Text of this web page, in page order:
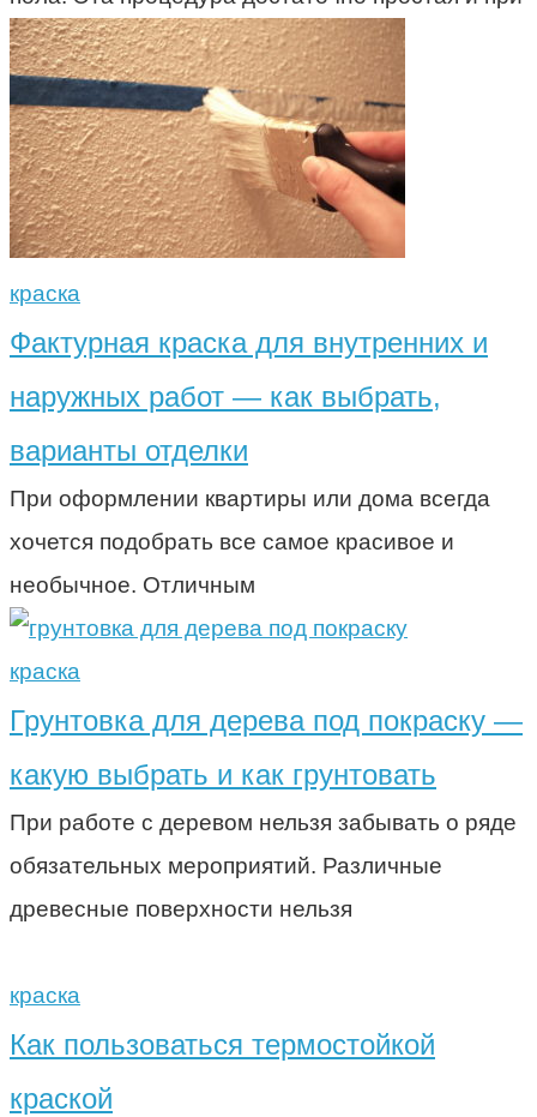
краска
Фактурная краска для внутренних и
наружных работ — как выбрать,
варианты отделки
При оформлении квартиры или дома всегда
хочется подобрать все самое красивое и
необычное. Отличным
краска
Грунтовка для дерева под покраску —
какую выбрать и как грунтовать
При работе с деревом нельзя забывать о ряде
обязательных мероприятий. Различные
древесные поверхности нельзя
краска
Как пользоваться термостойкой
краской